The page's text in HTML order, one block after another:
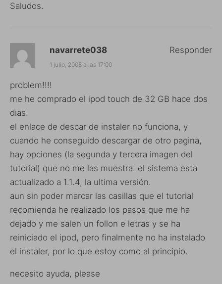
Saludos.
navarrete038
1 julio, 2008 a las 17:00
problem!!!!
me he comprado el ipod touch de 32 GB hace dos
dias.
el enlace de descar de instaler no funciona, y
cuando he conseguido descargar de otro pagina,
hay opciones (la segunda y tercera imagen del
tutorial) que no me las muestra. el sistema esta
actualizado a 1.1.4, la ultima versión.
aun sin poder marcar las casillas que el tutorial
recomienda he realizado los pasos que me ha
dejado y me salen un follon e letras y se ha
reiniciado el ipod, pero finalmente no ha instalado
el instaler, por lo que estoy como al principio.
necesito ayuda, please
Responder